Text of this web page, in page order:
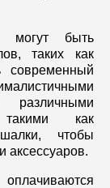
могут быть
таких как
такими как
чтобы
аксессуаров.